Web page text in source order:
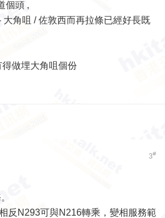
個頭 ,
大角咀 / 佐敦西而再拉條已經好長既
做埋大角咀個份
3#
反N293可與N216轉乘，變相服務範